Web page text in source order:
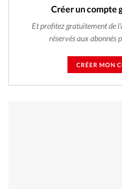
Créer un compte
Et profitez gratuitement de
réservés aux abonnés
CRÉER MON